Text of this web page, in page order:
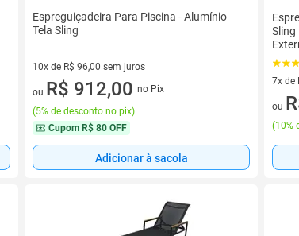
Espreguiçadeira Para Piscina - Alumínio
Tela Sling
10x de R$ 96,00 sem juros
10 vez de R$ 96,00 sem juros
ou R$ 912,00 no Pix
(5% de desconto no pix)
Cupom R$ 80 OFF
Adicionar à sacola
Sling
7x de
7
ou
(10%